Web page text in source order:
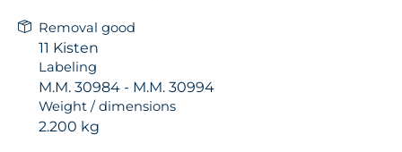
Removal good
11 Kisten
Labeling
M.M. 30984 - M.M. 30994
Weight / dimensions
2.200 kg